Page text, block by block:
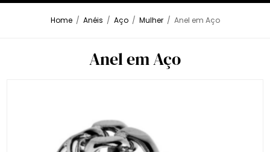
Home / Anéis / Aço / Mulher / Anel em Aço
Anel em Aço